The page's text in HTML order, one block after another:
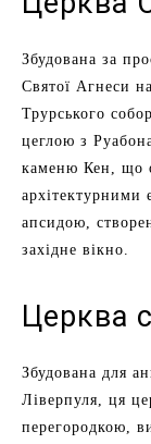
Збудована за
Святої Агнеси
Трурського
цеглою з
каменю Кен, що
архітектурними
апсидою,
західне вікно.
Церква
Збудована для
Ліверпуля, ця
перегородкою,